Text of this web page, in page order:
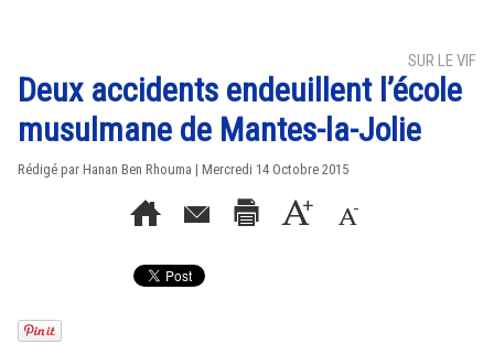
SUR LE VIF
Deux accidents endeuillent l’école
musulmane de Mantes-la-Jolie
Rédigé par Hanan Ben Rhouma | Mercredi 14 Octobre 2015